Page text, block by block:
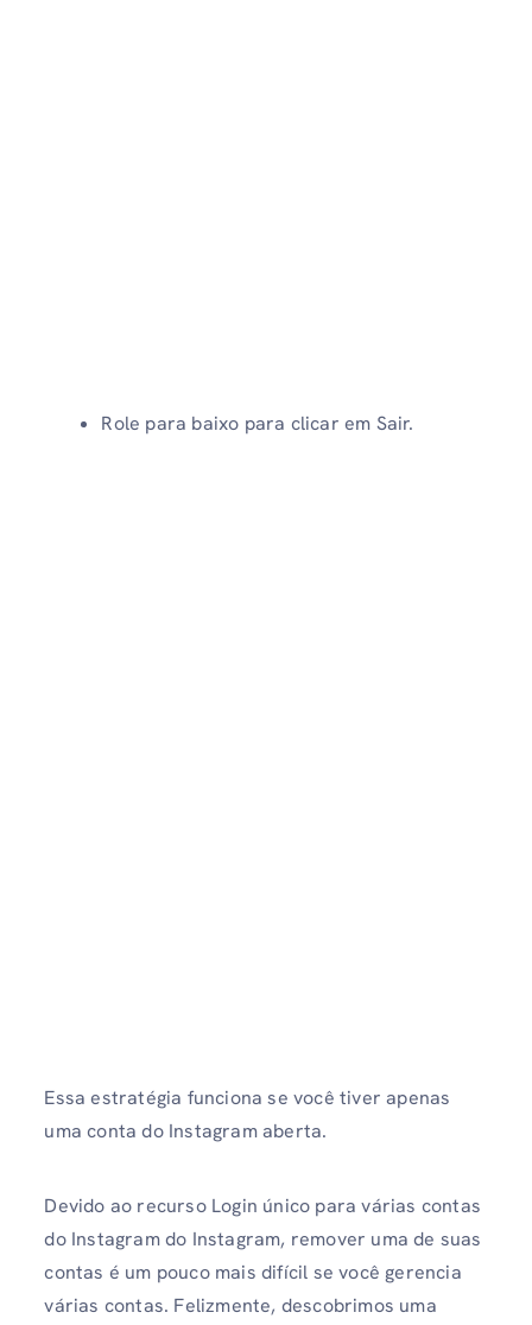
Role para baixo para clicar em Sair.
Essa estratégia funciona se você tiver apenas
uma conta do Instagram aberta.
Devido ao recurso Login único para várias contas
do Instagram do Instagram, remover uma de suas
contas é um pouco mais difícil se você gerencia
várias contas. Felizmente, descobrimos uma